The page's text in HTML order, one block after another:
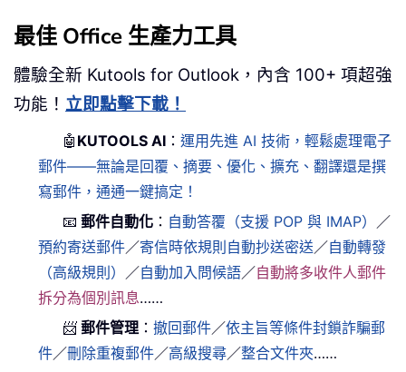
最佳 Office 生產力工具
體驗全新 Kutools for Outlook，內含 100+ 項超強
功能！ 立即點擊下載！
🤖 KUTOOLS AI ：運用先進 AI 技術，輕鬆處理電子
郵件——無論是回覆、摘要、優化、擴充、翻譯還是撰
寫郵件，通通一鍵搞定！
📧 郵件自動化 ： 自動答覆（支援 POP 與 IMAP）
／
預約寄送郵件／寄信時依規則自動抄送密送 ／自動轉發
（高級規則）
／自動加入問候語／自動將多收件人郵件
拆分為個別訊息……
📨 郵件管理 ：撤回郵件／依主旨等條件封鎖詐騙郵
件／刪除重複郵件／高級搜尋／整合文件夾……